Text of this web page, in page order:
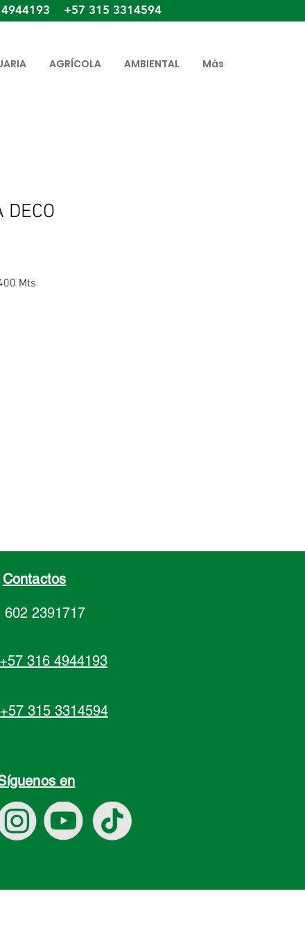
+57 315 3314594
AGRÍCOLA AMBIENTAL Más
DECO
Mts
Contactos
602 2391717
+57 316 4944193
+57 315 3314594
en